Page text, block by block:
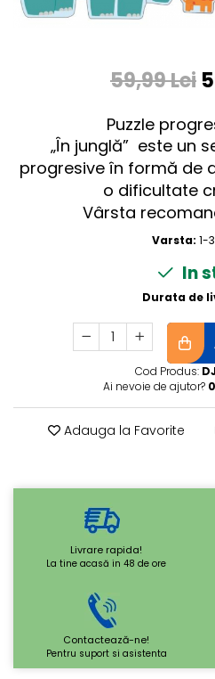
59,99 Lei
Puzzle
„În junglă” este un
progresive în formă de
o dificultate
Vârsta
Varsta: 1-
In
Durata de
Cod Produs:
Ai nevoie de ajutor?
Adauga la Favorite
Livrare rapida!
La tine acasă in 48 de ore
Contactează-ne!
Pentru suport si asistenta